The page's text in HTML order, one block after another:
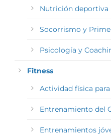
Nutrición deportiva
Socorrismo y
Psicología y
Fitness
Actividad física
Entrenamiento del
Entrenamientos